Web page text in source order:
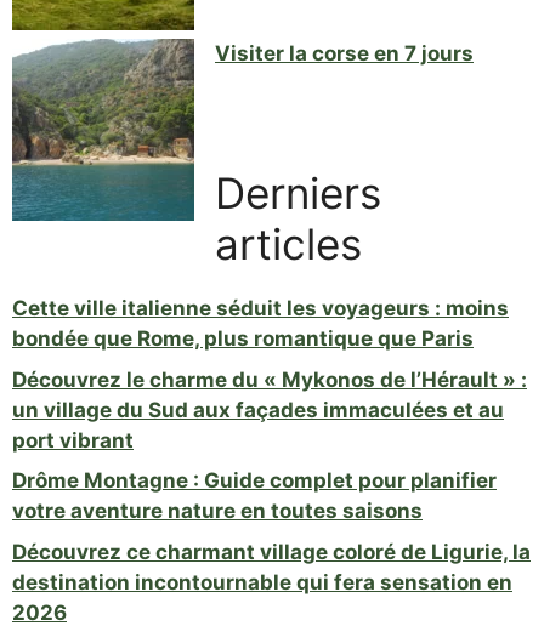
Visiter la corse en 7 jours
Derniers
articles
Cette ville italienne séduit les voyageurs : moins
bondée que Rome, plus romantique que Paris
Découvrez le charme du « Mykonos de l’Hérault » :
un village du Sud aux façades immaculées et au
port vibrant
Drôme Montagne : Guide complet pour planifier
votre aventure nature en toutes saisons
Découvrez ce charmant village coloré de Ligurie, la
destination incontournable qui fera sensation en
2026